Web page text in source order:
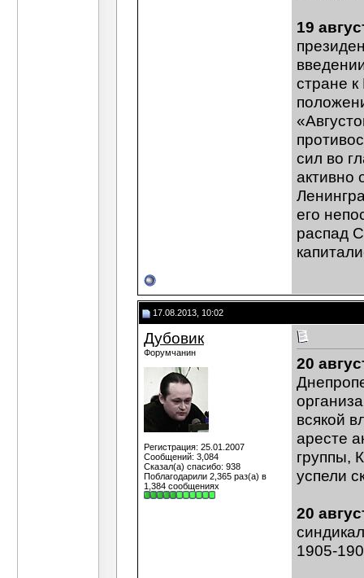
19
стране
сил во
активно
его
распад
17.08.2013, 10:02
Дубовик
Форумчанин
Регистрация: 25.01.2007
Сообщений: 3,084
Сказал(а) спасибо: 938
Поблагодарили 2,365 раз(а) в
1,384 сообщениях
20
всякой
аресте
группы,
успели
20
1905-